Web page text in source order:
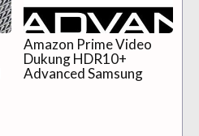
Amazon Prime Video
Dukung HDR10+
Advanced Samsung